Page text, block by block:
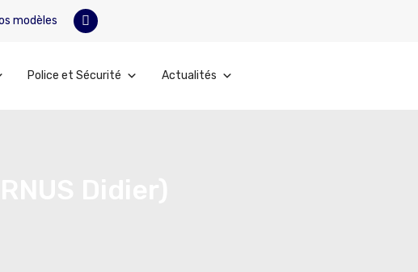
modèles
Police et Sécurité Actualités